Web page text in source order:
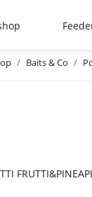
Baits & Co